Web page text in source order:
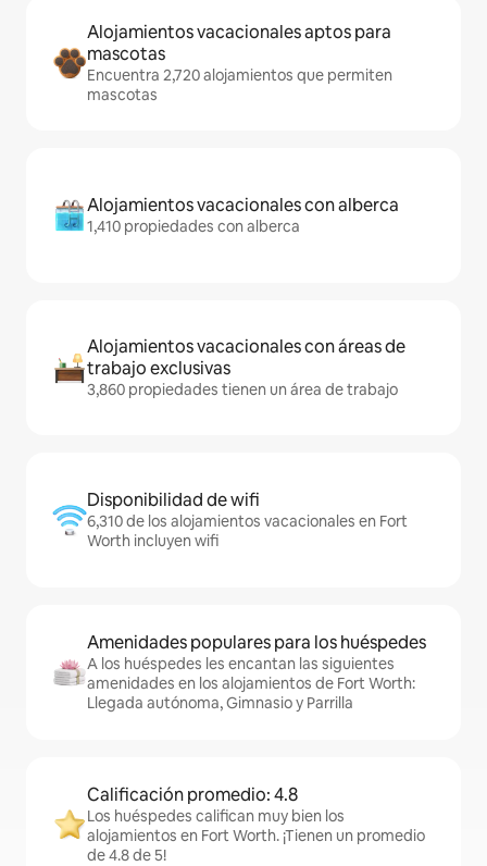
Alojamientos vacacionales aptos para
mascotas
Encuentra 2,720 alojamientos que permiten
mascotas
Alojamientos vacacionales con alberca
1,410 propiedades con alberca
Alojamientos vacacionales con áreas de
trabajo exclusivas
3,860 propiedades tienen un área de trabajo
Disponibilidad de wifi
6,310 de los alojamientos vacacionales en Fort
Worth incluyen wifi
Amenidades populares para los huéspedes
A los huéspedes les encantan las siguientes
amenidades en los alojamientos de Fort Worth:
Llegada autónoma, Gimnasio y Parrilla
Calificación promedio: 4.8
Los huéspedes califican muy bien los
alojamientos en Fort Worth. ¡Tienen un promedio
de 4.8 de 5!